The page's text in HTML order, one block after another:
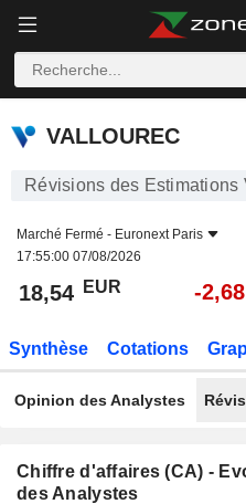
VALLOUREC
VALLOUREC
Révisions des Estimations
Marché Fermé - Euronext Paris
17:55:00 07/08/2026
18,54 EUR -
Synthèse Cotations
Opinion des Analystes
Chiffre d'affaires (CA) -
des Analystes